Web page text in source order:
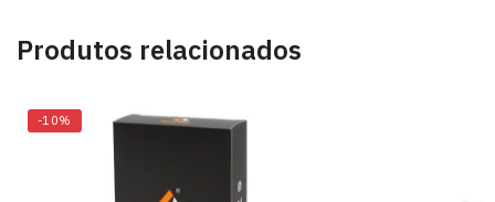
Produtos relacionados
-10%